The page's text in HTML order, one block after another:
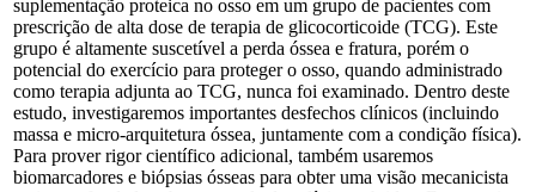
suplementação proteica no osso em um grupo de pacientes com
prescrição de alta dose de terapia de glicocorticoide (TCG). Este
grupo é altamente suscetível a perda óssea e fratura, porém o
potencial do exercício para proteger o osso, quando administrado
como terapia adjunta ao TCG, nunca foi examinado. Dentro deste
estudo, investigaremos importantes desfechos clínicos (incluindo
massa e micro-arquitetura óssea, juntamente com a condição física).
Para prover rigor científico adicional, também usaremos
biomarcadores e biópsias ósseas para obter uma visão mecanicista